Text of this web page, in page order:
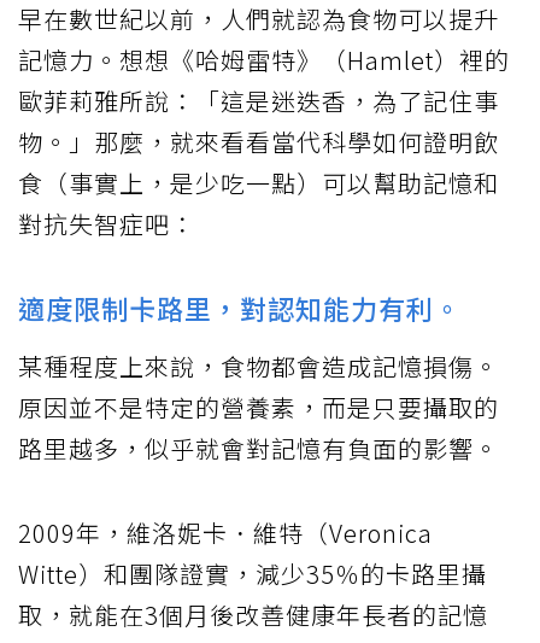
早在數世紀以前，人們就認為食物可以提升
記憶力。想想《哈姆雷特》（Hamlet）裡的
歐菲莉雅所說：「這是迷迭香，為了記住事
物。」那麼，就來看看當代科學如何證明飲
食（事實上，是少吃一點）可以幫助記憶和
對抗失智症吧：
適度限制卡路里，對認知能力有利。
某種程度上來說，食物都會造成記憶損傷。
原因並不是特定的營養素，而是只要攝取的
路里越多，似乎就會對記憶有負面的影響。
2009年，維洛妮卡．維特（Veronica
Witte）和團隊證實，減少35％的卡路里攝
取，就能在3個月後改善健康年長者的記憶